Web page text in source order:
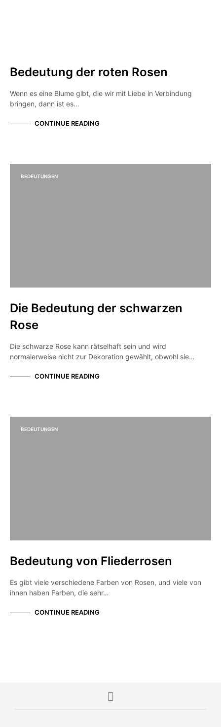
Bedeutung der roten Rosen
Wenn es eine Blume gibt, die wir mit Liebe in Verbindung
bringen, dann ist es…
CONTINUE READING
BEDEUTUNGEN
Die Bedeutung der schwarzen
Rose
Die schwarze Rose kann rätselhaft sein und wird
normalerweise nicht zur Dekoration gewählt, obwohl sie…
CONTINUE READING
BEDEUTUNGEN
Bedeutung von Fliederrosen
Es gibt viele verschiedene Farben von Rosen, und viele von
ihnen haben Farben, die sehr…
CONTINUE READING